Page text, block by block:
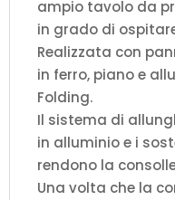
ampio tavolo da
in grado di
Realizzata con
in ferro, piano e
Folding.
Il sistema di
in alluminio e i
rendono la
Una volta che la